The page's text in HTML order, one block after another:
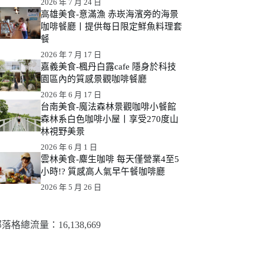
2026 年 7 月 24 日
高雄美食-意滿漁 赤崁海濱旁的海景
咖啡餐廳丨提供每日限定鮮魚料理套
餐
2026 年 7 月 17 日
嘉義美食-楓丹白露cafe 隱身於科技
園區內的質感景觀咖啡餐廳
2026 年 6 月 17 日
台南美食-魔法森林景觀咖啡小餐館
森林系白色咖啡小屋丨享受270度山
林視野美景
2026 年 6 月 1 日
雲林美食-麋生咖啡 每天僅營業4至5
小時!? 質感高人氣早午餐咖啡廳
2026 年 5 月 26 日
格總流量：​16,138,669